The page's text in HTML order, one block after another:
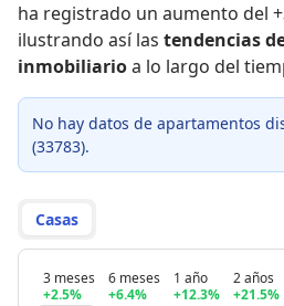
ha registrado un aumento del
ilustrando así las tendencias
inmobiliarioa lo largo del
No hay datos de apartamentos
(33783).
Casas
3 meses
+2.5%
6 meses
+6.4%
1 año
+12.3%
2 años
+21.5%